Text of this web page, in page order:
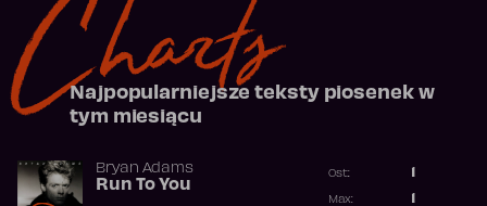
Najpopularniejsze teksty piosenek w
tym miesiącu
Bryan Adams
Run To You
Ost.:
Max: